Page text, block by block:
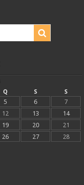
Q S
S
5 6
7
12 13
14
19 20
21
26 27
28